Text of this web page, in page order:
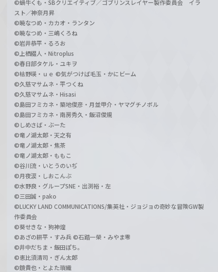
©蝸牛くも・SBクリエイティブ／ゴブリンスレイヤー製作委員会 イラ
スト／神奈月昇
©暁なつめ・カカオ・ランタン
©暁なつめ・三嶋くろね
©岩井恭平・るろお
©上栖綴人・Nitroplus
©春日部タケル・ユキヲ
©枯野瑛・ｕｅ ©気がつけば毛玉・かにビーム
©久慈マサムネ・平つくね
©久慈マサムネ・Hisasi
©島田フミカネ・築地俊彦・月並甲介・ヤマグチノボル
©島田フミカネ・南房秀久・飯沼俊規
©しめさば・ぶーた
©竜ノ湖太郎・天之有
©竜ノ湖太郎・焦茶
©竜ノ湖太郎・ももこ
©谷川流・いとうのいぢ
©月夜涙・しおこんぶ
©水野良・グループSNE・出渕裕・左
©三田誠・pako
©LUCKY LAND COMMUNICATIONS/集英社・ジョジョの奇妙な冒険GW製
作委員会
©葵せきな・狗神煌
©あざの耕平・すみ兵 ©石踏一榮・みやま零
©井中だちま・飯田ぽち。
©恵比須清司・ぎん太郎
©鏡貴也・とよた瑣織